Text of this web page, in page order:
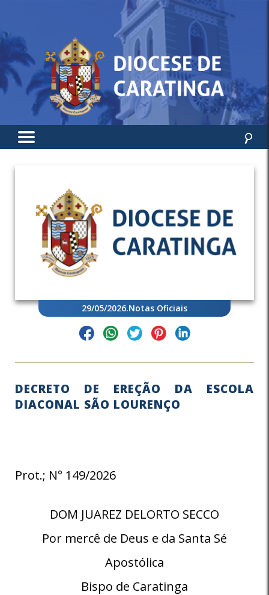
29/05/2026.Notas Oficiais
DECRETO DE EREÇÃO DA ESCOLA
DIACONAL SÃO LOURENÇO
Prot.; N° 149/2026
DOM JUAREZ DELORTO SECCO
Por mercê de Deus e da Santa Sé
Apostólica
Bispo de Caratinga